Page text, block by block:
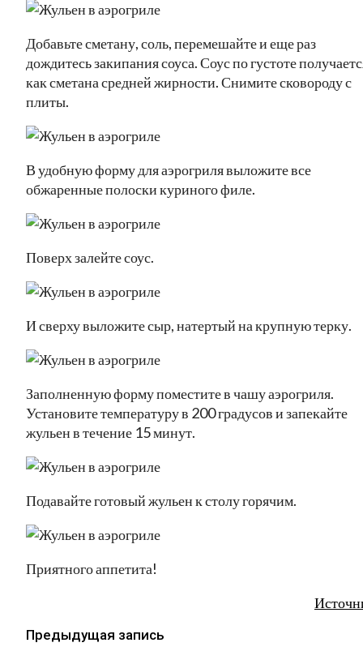
Добавьте сметану, соль, перемешайте и еще раз
дождитесь закипания соуса. Соус по густоте
как сметана средней жирности. Снимите сковороду с
плиты.
В удобную форму для аэрогриля выложите все
обжаренные полоски куриного филе.
Поверх залейте соус.
И сверху выложите сыр, натертый на крупную терку.
Заполненную форму поместите в чашу аэрогриля.
Установите температуру в 200 градусов и запекайте
жульен в течение 15 минут.
Подавайте готовый жульен к столу горячим.
Приятного аппетита!
Предыдущая запись